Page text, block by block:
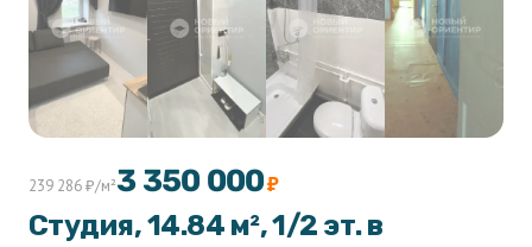
Студия, 14.84 м², 1/2 эт. в
239 286 ₽/м²3 350 000₽